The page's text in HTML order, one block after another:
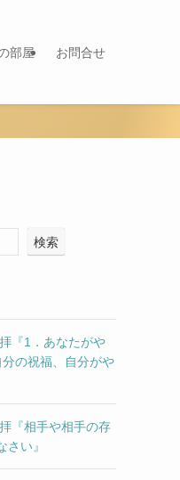
部屋 お問合せ
検索
『1．あなたがや
の祝福、自分がや
『相手や相手の存
い』